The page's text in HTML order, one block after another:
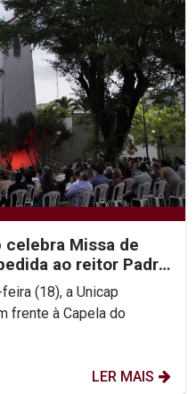
celebra Missa de
ao reitor Padre
(18), a Unicap
frente à Capela do
LER MAIS